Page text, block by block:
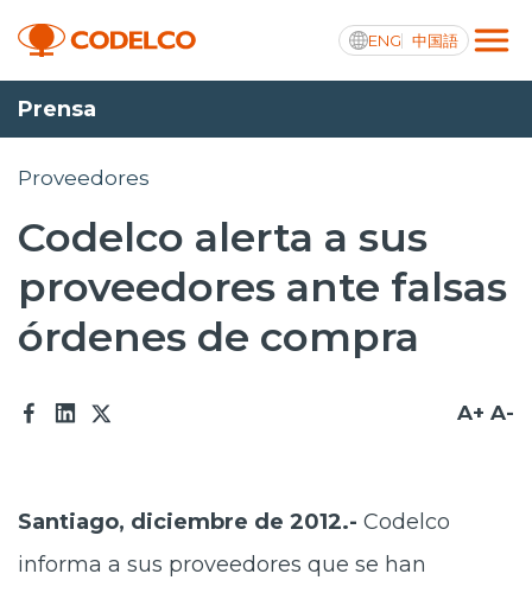
ENG 中国語
Transparencia activa
Sustentabilidad
Inversionistas
Prensa
Prensa
Proveedores
Codelco alerta a sus
proveedores ante falsas
órdenes de compra
A+ A-
Santiago, diciembre de 2012.- Codelco
informa a sus proveedores que se han